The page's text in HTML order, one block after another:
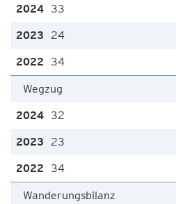
33
24
34
Wegzug
32
23
34
Wanderungsbilanz